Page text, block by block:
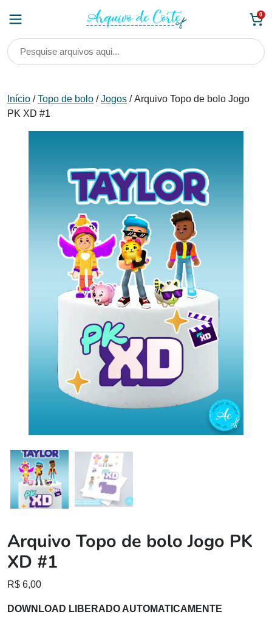
0
Início /Topo de bolo /Jogos / Arquivo Topo de bolo Jogo
PK XD #1
Arquivo Topo de bolo Jogo PK
XD #1
R$ 6,00
DOWNLOAD LIBERADO AUTOMATICAMENTE